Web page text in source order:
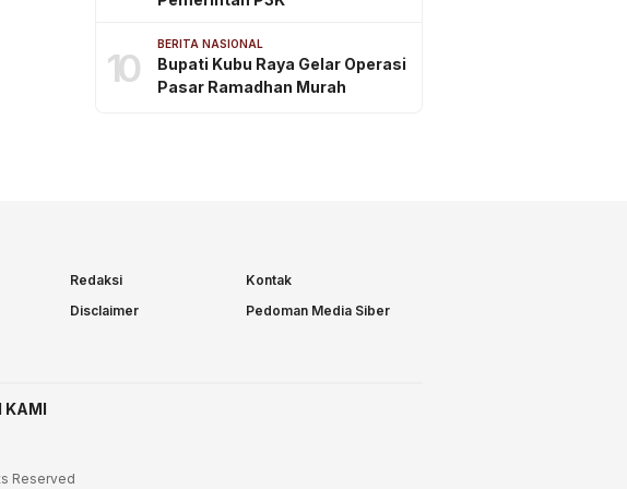
10
BERITA NASIONAL
Bupati Kubu Raya Gelar Operasi
Pasar Ramadhan Murah
Redaksi
Kontak
Disclaimer Pedoman Media Siber
KAMI
Reserved